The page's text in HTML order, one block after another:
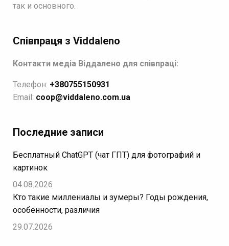
так и основного.
Співпраця з Viddaleno
Контакти медіа Віддалено для співпраці:
Телефон: +380755150931
Email: coop@viddaleno.com.ua
Последние записи
Бесплатный ChatGPT (чат ГПТ) для фотографий и
картинок
04.08.2026
Кто такие миллениалы и зумеры? Годы рождения,
особенности, различия
29.07.2026